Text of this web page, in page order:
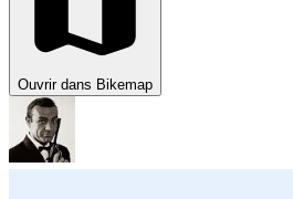
Ouvrir dans Bikemap